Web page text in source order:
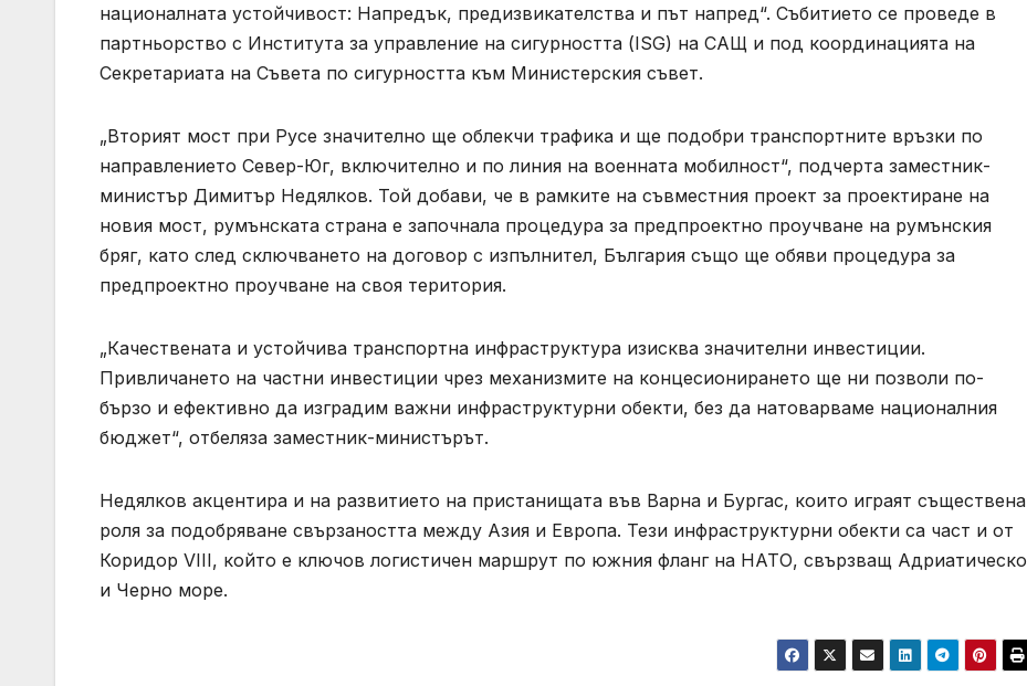
националната устойчивост: Напредък, предизвикателства и път напред“. Събитието се проведе в
партньорство с Института за управление на сигурността (ISG) на САЩ и под координацията на
Секретариата на Съвета по сигурността към Министерския съвет.
„Вторият мост при Русе значително ще облекчи трафика и ще подобри транспортните връзки по
направлението Север-Юг, включително и по линия на военната мобилност“, подчерта заместник-
министър Димитър Недялков. Той добави, че в рамките на съвместния проект за проектиране на
новия мост, румънската страна е започнала процедура за предпроектно проучване на румънския
бряг, като след сключването на договор с изпълнител, България също ще обяви процедура за
предпроектно проучване на своя територия.
„Качествената и устойчива транспортна инфраструктура изисква значителни инвестиции.
Привличането на частни инвестиции чрез механизмите на концесионирането ще ни позволи по-
бързо и ефективно да изградим важни инфраструктурни обекти, без да натоварваме националния
бюджет“, отбеляза заместник-министърът.
Недялков акцентира и на развитието на пристанищата във Варна и Бургас, които играят съществена
роля за подобряване свързаността между Азия и Европа. Тези инфраструктурни обекти са част и от
Коридор VIII, който е ключов логистичен маршрут по южния фланг на НАТО, свързващ Адриатическо
и Черно море.